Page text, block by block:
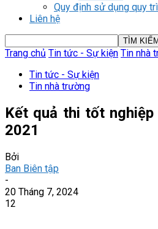
Quy định sử dụng quy
Liên hệ
Trang chủ Tin tức - Sự kiện Tin nhà
Tin tức - Sự kiện
Tin nhà trường
Kết quả thi tốt nghiệp
2021
Bởi
Ban Biên tập
-
20 Tháng 7, 2024
12